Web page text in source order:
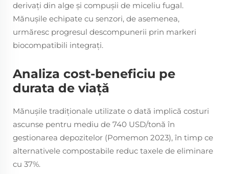
derivați din alge și compușii de miceliu fugal.
Mănușile echipate cu senzori, de asemenea,
urmăresc progresul descompunerii prin markeri
biocompatibili integrați.
Analiza cost-beneficiu pe
durata de viață
Mănușile tradiționale utilizate o dată implică costuri
ascunse pentru mediu de 740 USD/tonă în
gestionarea depozitelor (Pomemon 2023), în timp ce
alternativele compostabile reduc taxele de eliminare
cu 37%.